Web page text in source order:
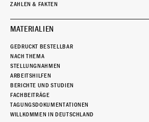
ZAHLEN & FAKTEN
MATERIALIEN
GEDRUCKT BESTELLBAR
NACH THEMA
STELLUNGNAHMEN
ARBEITSHILFEN
BERICHTE UND STUDIEN
FACHBEITRÄGE
TAGUNGSDOKUMENTATIONEN
WILLKOMMEN IN DEUTSCHLAND